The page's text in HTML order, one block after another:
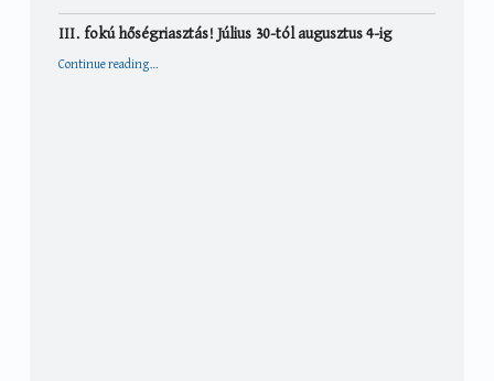
III. fokú hőségriasztás! Július 30-tól augusztus 4-ig
Continue reading“III. fokú hőségriasztás! Július 30-tól augusztus 4-ig”
…